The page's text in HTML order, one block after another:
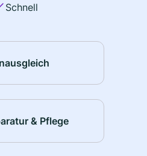
Schnell
& Pflege